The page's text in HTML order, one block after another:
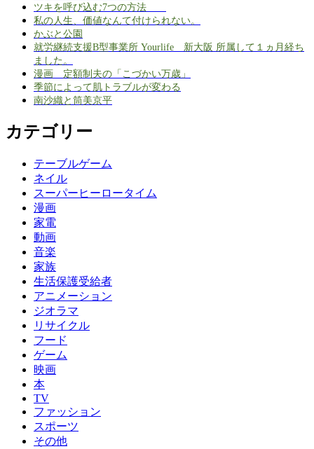
ツキを呼び込む7つの方法
私の人生、価値なんて付けられない。
かぶと公園
就労継続支援B型事業所 Yourlife 新大阪 所属して１ヵ月経ち
ました。
漫画 定額制夫の「こづかい万歳」
季節によって肌トラブルが変わる
南沙織と筒美京平
カテゴリー
テーブルゲーム
ネイル
スーパーヒーロータイム
漫画
家電
動画
音楽
家族
生活保護受給者
アニメーション
ジオラマ
リサイクル
フード
ゲーム
映画
本
TV
ファッション
スポーツ
その他